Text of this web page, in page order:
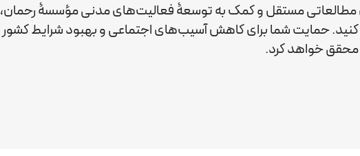
مستقل و کمک به توسعۀ فعالیت‌های مدنی مؤسسۀ رحمان،
کنید. حمایت شما برای کاهش آسیب‌های اجتماعی و بهبود شرایط کشور
محقق خواهد کرد.